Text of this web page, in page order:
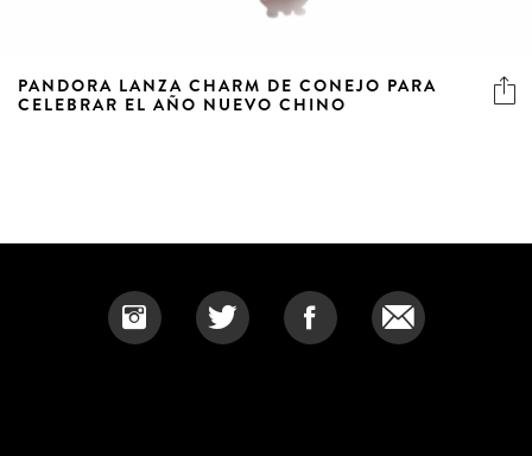
PANDORA LANZA CHARM DE CONEJO PARA
CELEBRAR EL AÑO NUEVO CHINO